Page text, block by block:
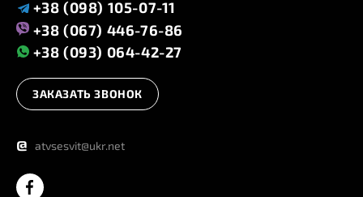
+38 (098) 105-07-11
+38 (067) 446-76-86
+38 (093) 064-42-27
ЗАКАЗАТЬ ЗВОНОК
@ atvsesvit@ukr.net